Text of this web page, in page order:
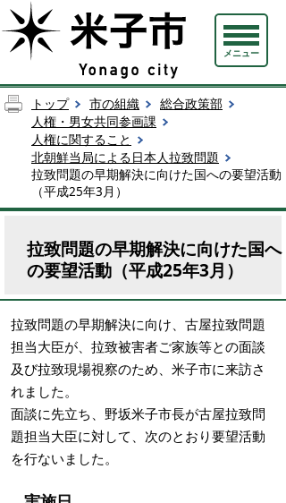
メニュー
トップ 市の組織
総合政策部
人権・男女共同参画課
人権に関すること
北朝鮮当局による日本人拉致問題
拉致問題の早期解決に向けた国への要望活動
（平成25年3月）
拉致問題の早期解決に向けた国へ
の要望活動（平成25年3月）
拉致問題の早期解決に向け、古屋拉致問題
担当大臣が、拉致被害者ご家族等との面談
及び拉致現場視察のため、米子市に来訪さ
れました。
面談に先立ち、野坂米子市長が古屋拉致問
題担当大臣に対して、次のとおり要望活動
を行ないました。